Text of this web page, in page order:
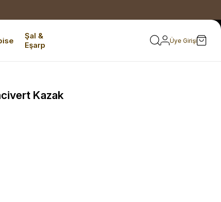
Şal &
Eşarp
Üye Girişi
Kazak